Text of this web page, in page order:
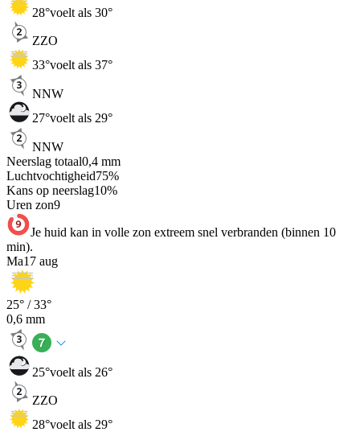
28°voelt als 30°
ZZO
33°voelt als 37°
NNW
27°voelt als 29°
NNW
Neerslag totaal0,4 mm
Luchtvochtigheid75%
Kans op neerslag10%
Uren zon9
Je huid kan in volle zon extreem snel verbranden (binnen 10
min).
Ma17 aug
25° /33°
0,6 mm
25°voelt als 26°
ZZO
28°voelt als 29°